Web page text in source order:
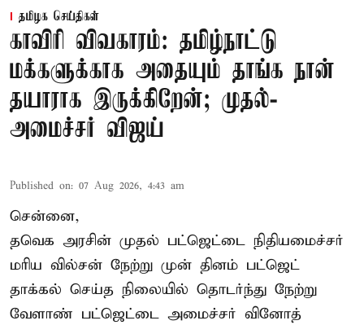
தமிழக செய்திகள்
காவிரி விவகாரம்: தமிழ்நாட்டு
மக்களுக்காக அதையும் தாங்க நான்
தயாராக இருக்கிறேன்; முதல்-
அமைச்சர் விஜய்
Published on: 07 Aug 2026, 4:43 am
சென்னை,
தவெக அரசின் முதல் பட்ஜெட்டை நிதியமைச்சர்
மரிய வில்சன் நேற்று முன் தினம் பட்ஜெட்
தாக்கல் செய்த நிலையில் தொடர்ந்து நேற்று
வேளாண் பட்ஜெட்டை அமைச்சர் வினோத்